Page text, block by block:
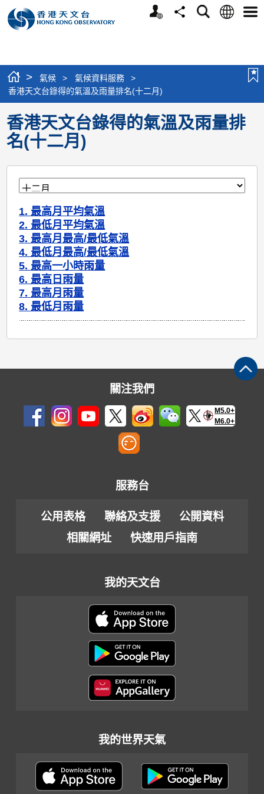
個
分
搜
語
選
> 氣候 > 氣候資料服務
>
香港天文台錄得的氣溫及雨量排名(十二月)
香港天文台錄得的氣溫及雨量排
名(十二月)
1. 最高月平均氣溫
2. 最低月平均氣溫
3. 最高月最高/最低氣溫
4. 最低月最高/最低氣溫
5. 最高一小時雨量
6. 最高日雨量
7. 最高月雨量
8. 最低月雨量
關注我們
M5.0+
M6.0+
服務台
公用表格 聯絡及支援
公開資料
相關網址
快速用戶指南
我的天文台
我的世界天氣